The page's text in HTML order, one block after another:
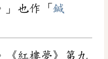
」也作「 鍼
《紅樓夢》第九